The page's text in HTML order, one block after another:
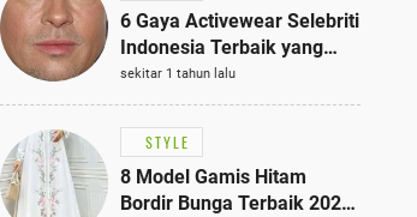
6 Gaya Activewear Selebriti
Indonesia Terbaik yang
Bisa Jadi Inspirasi
Fashionmu
sekitar 1 tahun lalu
STYLE
8 Model Gamis Hitam
Bordir Bunga Terbaik 2025,